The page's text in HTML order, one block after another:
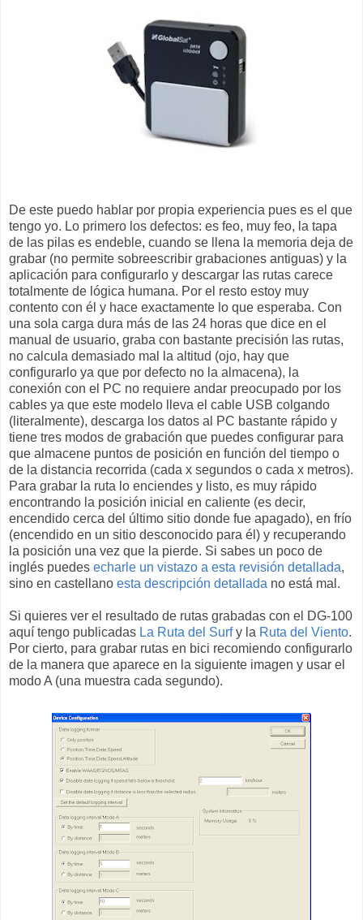
De este puedo hablar por propia experiencia pues es el que
tengo yo. Lo primero los defectos: es feo, muy feo, la tapa
de las pilas es endeble, cuando se llena la memoria deja de
grabar (no permite sobreescribir grabaciones antiguas) y la
aplicación para configurarlo y descargar las rutas carece
totalmente de lógica humana. Por el resto estoy muy
contento con él y hace exactamente lo que esperaba. Con
una sola carga dura más de las 24 horas que dice en el
manual de usuario, graba con bastante precisión las rutas,
no calcula demasiado mal la altitud (ojo, hay que
configurarlo ya que por defecto no la almacena), la
conexión con el PC no requiere andar preocupado por los
cables ya que este modelo lleva el cable USB colgando
(literalmente), descarga los datos al PC bastante rápido y
tiene tres modos de grabación que puedes configurar para
que almacene puntos de posición en función del tiempo o
de la distancia recorrida (cada x segundos o cada x metros).
Para grabar la ruta lo enciendes y listo, es muy rápido
encontrando la posición inicial en caliente (es decir,
encendido cerca del último sitio donde fue apagado), en frío
(encendido en un sitio desconocido para él) y recuperando
la posición una vez que la pierde. Si sabes un poco de
inglés puedes echarle un vistazo a esta revisión detallada,
sino en castellano esta descripción detallada no está mal.
Si quieres ver el resultado de rutas grabadas con el DG-100
aquí tengo publicadas La Ruta del Surfy la Ruta del Viento.
Por cierto, para grabar rutas en bici recomiendo configurarlo
de la manera que aparece en la siguiente imagen y usar el
modo A (una muestra cada segundo).